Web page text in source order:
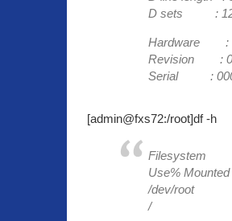
D sets :
Hardware :
Revision :
Serial :
[admin@fxs72:/root]df -h
Filesystem
Use% Mounted
/dev/root
/